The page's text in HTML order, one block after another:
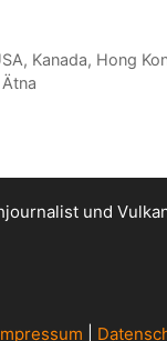
Kanada, Hong
und